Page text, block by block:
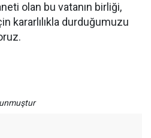
olan bu vatanın birliği,
kararlılıkla durduğumuzu